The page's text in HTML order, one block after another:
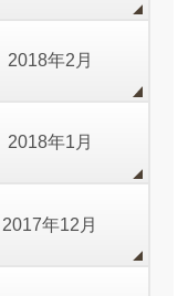
2018年2月
2018年1月
2017年12月